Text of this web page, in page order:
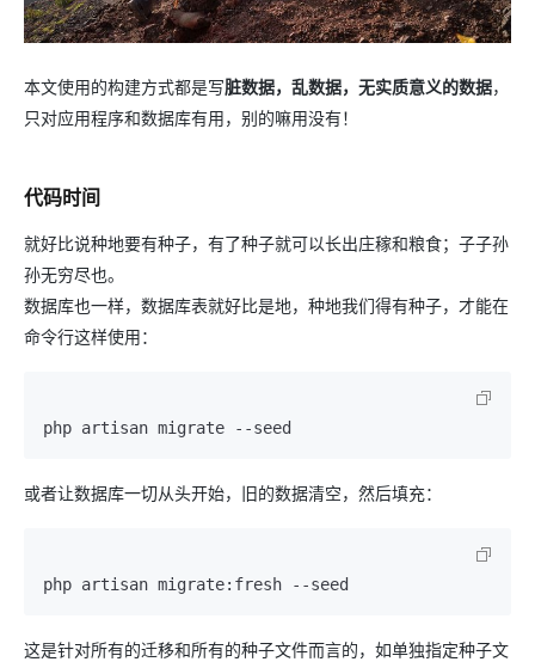
本文使用的构建方式都是写脏数据，乱数据，无实质意义的数据，
只对应用程序和数据库有用，别的嘛用没有！
代码时间
就好比说种地要有种子，有了种子就可以长出庄稼和粮食；子子孙
孙无穷尽也。
数据库也一样，数据库表就好比是地，种地我们得有种子，才能在
命令行这样使用：
php artisan migrate --seed
或者让数据库一切从头开始，旧的数据清空，然后填充：
php artisan migrate:fresh --seed
这是针对所有的迁移和所有的种子文件而言的，如单独指定种子文